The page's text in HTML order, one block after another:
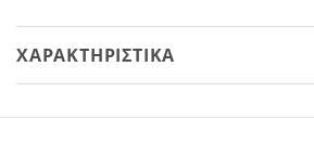
ΧΑΡΑΚΤΗΡΙΣΤΙΚΆ